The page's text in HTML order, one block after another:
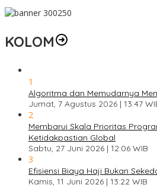
KOLOM
1
Algoritma dan Memudarnya
Jumat, 7 Agustus 2026 | 13:47
2
Membarui Skala Prioritas
Ketidakpastian Global
Sabtu, 27 Juni 2026 | 12:06 WIB
3
Efisiensi Biaya Haji Bukan
Kamis, 11 Juni 2026 | 13:22 WIB